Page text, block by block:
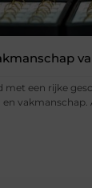
met een rijke
vakmanschap.